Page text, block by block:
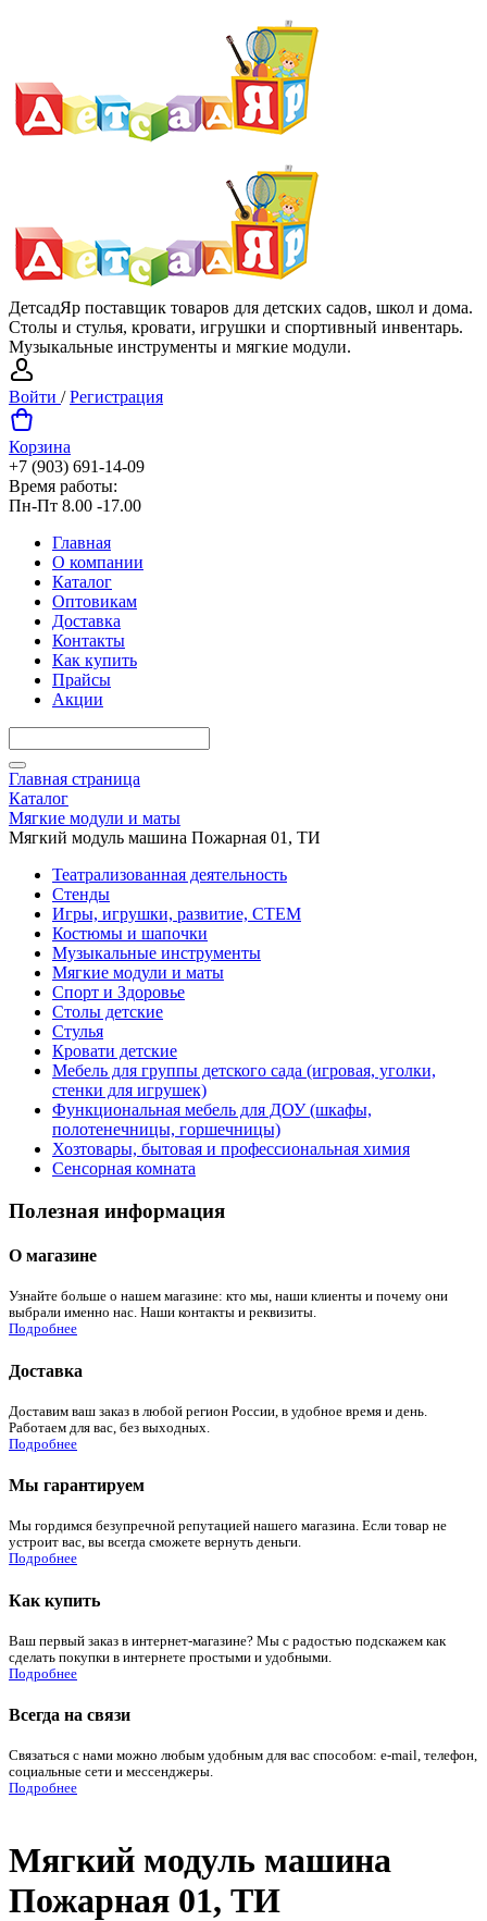
ДетсадЯр поставщик товаров для детских садов, школ и дома.
Столы и стулья, кровати, игрушки и спортивный инвентарь.
Музыкальные инструменты и мягкие модули.
Войти /Регистрация
Корзина
+7 (903) 691-14-09
Время работы:
Пн-Пт 8.00 -17.00
Главная
О компании
Каталог
Оптовикам
Доставка
Контакты
Как купить
Прайсы
Акции
Главная страница
Каталог
Мягкие модули и маты
Мягкий модуль машина Пожарная 01, ТИ
Театрализованная деятельность
Стенды
Игры, игрушки, развитие, СТЕМ
Костюмы и шапочки
Музыкальные инструменты
Мягкие модули и маты
Спорт и Здоровье
Столы детские
Стулья
Кровати детские
Мебель для группы детского сада (игровая, уголки,
стенки для игрушек)
Функциональная мебель для ДОУ (шкафы,
полотенечницы, горшечницы)
Хозтовары, бытовая и профессиональная химия
Сенсорная комната
Полезная информация
О магазине
Узнайте больше о нашем магазине: кто мы, наши клиенты и почему они
выбрали именно нас. Наши контакты и реквизиты.
Подробнее
Доставка
Доставим ваш заказ в любой регион России, в удобное время и день.
Работаем для вас, без выходных.
Подробнее
Мы гарантируем
Мы гордимся безупречной репутацией нашего магазина. Если товар не
устроит вас, вы всегда сможете вернуть деньги.
Подробнее
Как купить
Ваш первый заказ в интернет-магазине? Мы с радостью подскажем как
сделать покупки в интернете простыми и удобными.
Подробнее
Всегда на связи
Связаться с нами можно любым удобным для вас способом: e-mail, телефон,
социальные сети и мессенджеры.
Подробнее
Мягкий модуль машина
Пожарная 01, ТИ